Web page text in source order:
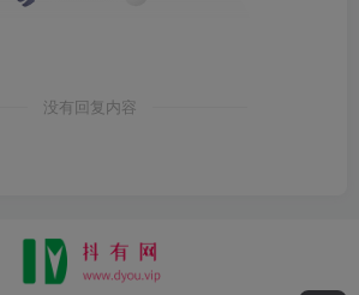
没有回复内容